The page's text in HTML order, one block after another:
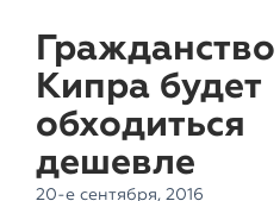
Гражданство
Кипра будет
обходиться
дешевле
20-е сентября, 2016